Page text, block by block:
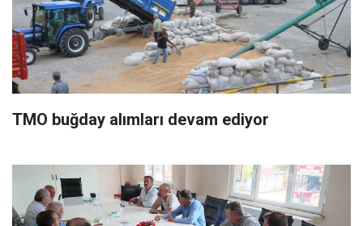
TMO buğday alımları devam ediyor